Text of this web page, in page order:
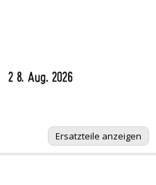
Ersatzteile anzeigen